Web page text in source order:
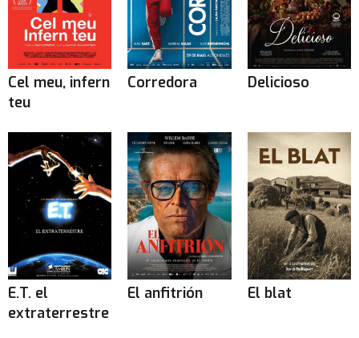
Cel meu, infern
teu
Corredora Delicioso
E.T. el
extraterrestre
El anfitrión El blat